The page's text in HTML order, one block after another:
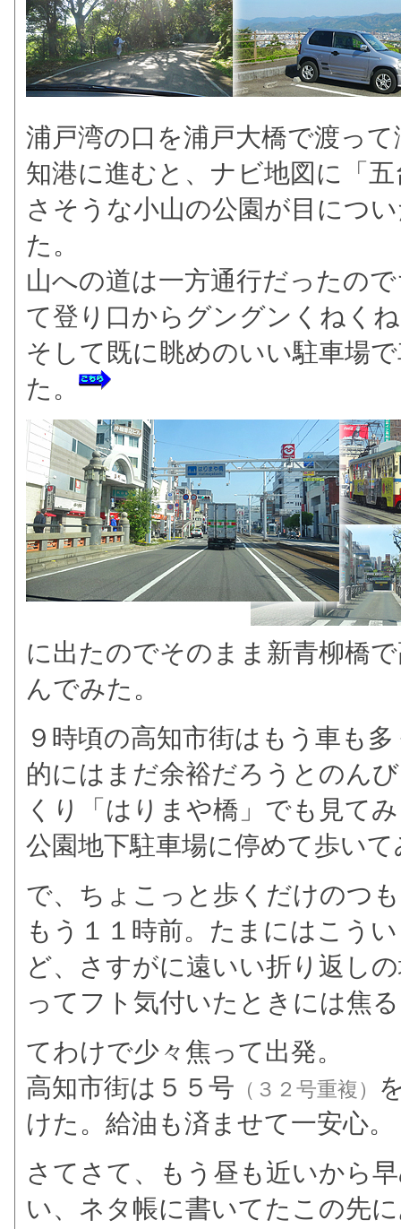
浦戸湾の口を浦戸大橋で渡っ
知港に進むと、ナビ地図に「
さそうな小山の公園が目につ
た。
山への道は一方通行だったの
て登り口からグングンくねく
そして既に眺めのいい駐車場
た。
に出たのでそのまま新青柳橋
んでみた。
９時頃の高知市街はもう車も
的にはまだ余裕だろうとのん
くり「はりまや橋」でも見て
公園地下駐車場に停めて歩い
で、ちょこっと歩くだけのつ
もう１１時前。たまにはこう
ど、さすがに遠いい折り返し
ってフト気付いたときには焦
てわけで少々焦って出発。
高知市街は５５号 （３２号重複）
けた。給油も済ませて一安心。
さてさて、もう昼も近いから
い、ネタ帳に書いてたこの先